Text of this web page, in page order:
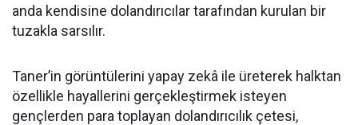
anda kendisine dolandırıcılar tarafından kurulan bir
tuzakla sarsılır.
Taner’in görüntülerini yapay zekâ ile üreterek halktan
özellikle hayallerini gerçekleştirmek isteyen
gençlerden para toplayan dolandırıcılık çetesi,